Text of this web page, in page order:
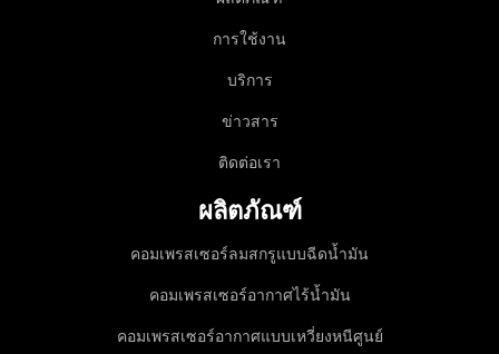
การใช้งาน
บริการ
ข่าวสาร
ติดต่อเรา
ผลิตภัณฑ์
คอมเพรสเซอร์ลมสกรูแบบฉีดน้ำมัน
คอมเพรสเซอร์อากาศไร้น้ำมัน
คอมเพรสเซอร์อากาศแบบเหวี่ยงหนีศูนย์